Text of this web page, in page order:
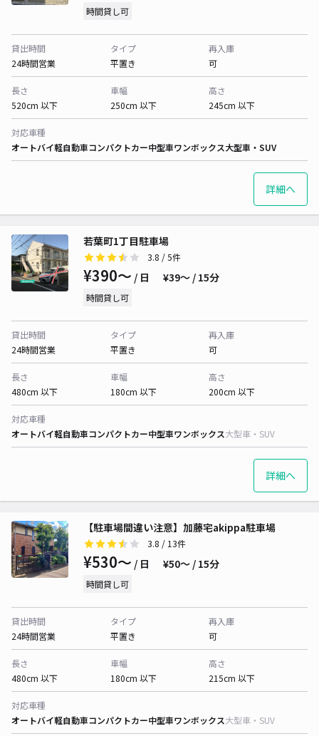
時間貸し可
貸出時間
24時間営業
タイプ
平置き
再入庫
可
長さ
520cm 以下
車幅
250cm 以下
高さ
245cm 以下
対応車種
オートバイ軽自動車コンパクトカー中型車ワンボックス大型車・SUV
詳細へ
若葉町1丁目駐車場
3.8 / 5件
¥390〜 / 日 ¥39〜 / 15分
時間貸し可
貸出時間
24時間営業
タイプ
平置き
再入庫
可
長さ
480cm 以下
車幅
180cm 以下
高さ
200cm 以下
対応車種
オートバイ軽自動車コンパクトカー中型車ワンボックス大型車・SUV
詳細へ
【駐車場間違い注意】加藤宅akippa駐車場
3.8 / 13件
¥530〜 / 日 ¥50〜 / 15分
時間貸し可
貸出時間
24時間営業
タイプ
平置き
再入庫
可
長さ
480cm 以下
車幅
180cm 以下
高さ
215cm 以下
対応車種
オートバイ軽自動車コンパクトカー中型車ワンボックス大型車・SUV